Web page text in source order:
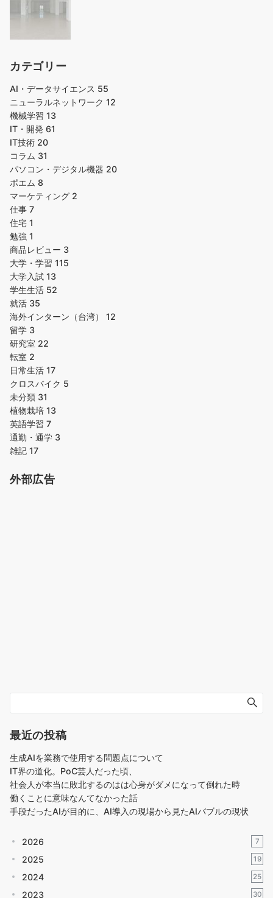
カテゴリー
AI・データサイエンス 55
ニューラルネットワーク 12
機械学習 13
IT・開発 61
IT技術 20
コラム 31
パソコン・デジタル機器 20
ポエム 8
マーケティング 2
仕事 7
住宅 1
勉強 1
商品レビュー 3
大学・学習 115
大学入試 13
学生生活 52
就活 35
海外インターン（台湾） 12
留学 3
研究室 22
転室 2
日常生活 17
クロスバイク 5
未分類 31
植物栽培 13
英語学習 7
通勤・通学 3
雑記 17
外部広告
最近の投稿
生成AIを業務で使用する問題点について
IT界の道化。PoC芸人だった頃、
社会人が本当に敗北するのはは心身がダメになって倒れた時
働くことに意味なんてなかった話
手段だったAIが目的に、AI導入の現場から見たAIバブルの現状
2026 7
2025 19
2024 25
2023 30